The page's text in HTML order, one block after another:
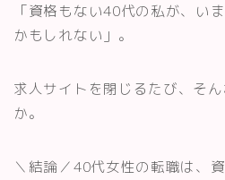
記事一覧
「資格もない40代の私が、い
かもしれない」。
求人サイトを閉じるたび、そ
か。
＼結論／40代女性の転職は、